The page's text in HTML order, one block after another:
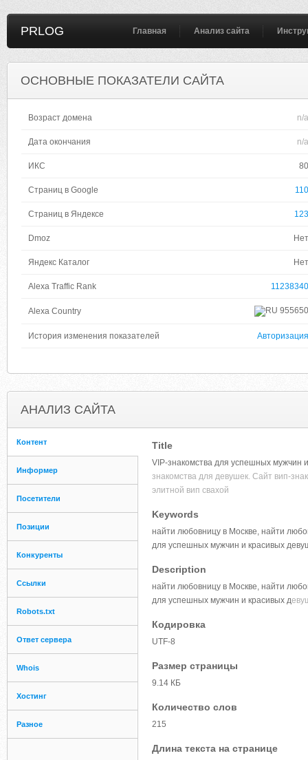
PRLOG Главная Анализ сайта
ОСНОВНЫЕ ПОКАЗАТЕЛИ САЙТА
Возраст домена n/a
Дата окончания n/a
ИКС 80
Страниц в Google 110
Страниц в Яндексе 123
Dmoz Нет
Яндекс Каталог Нет
Alexa Traffic Rank 11238340
Alexa Country 955650
История изменения показателей Авторизация
АНАЛИЗ САЙТА
Контент
Информер
Посетители
Позиции
Конкуренты
Ссылки
Robots.txt
Ответ сервера
Whois
Хостинг
Разное
Title
VIP-знакомства для успешных мужчин
знакомства для девушек. Сайт вип-
элитной вип свахой
Keywords
найти любовницу в Москве, найти
для успешных мужчин и красивых
Description
найти любовницу в Москве, найти
для успешных мужчин и красивых д
Кодировка
UTF-8
Размер страницы
9.14 КБ
Количество слов
215
Длина текста на странице